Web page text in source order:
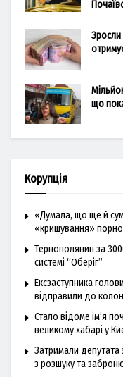
Зросли
що
Корупція
«Думала, що ще й
«кришування»
Тернополянин за
системі “Оберіг”
Ексзаступника
відправили до
Стало відоме ім’я
великому хабарі у
Затримали депутата
з розшуку та